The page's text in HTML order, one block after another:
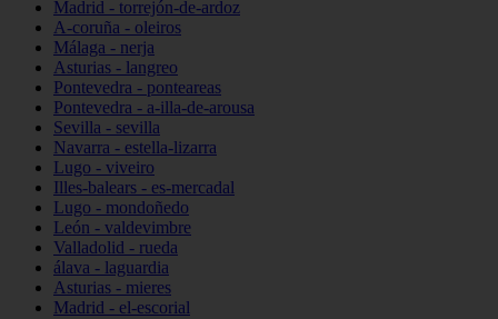
Madrid - torrejón-de-ardoz
A-coruña - oleiros
Málaga - nerja
Asturias - langreo
Pontevedra - ponteareas
Pontevedra - a-illa-de-arousa
Sevilla - sevilla
Navarra - estella-lizarra
Lugo - viveiro
Illes-balears - es-mercadal
Lugo - mondoñedo
León - valdevimbre
Valladolid - rueda
álava - laguardia
Asturias - mieres
Madrid - el-escorial